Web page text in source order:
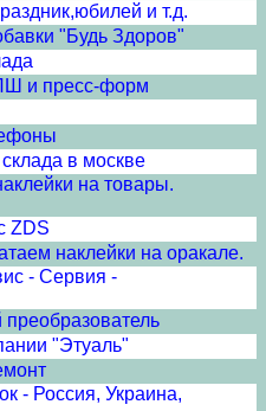
и т.д.
"Будь Здоров"
и пресс-форм
в москве
на товары.
ZDS
наклейки на оракале.
- Сервия -
преобразователь
"Этуаль"
- Россия, Украина,